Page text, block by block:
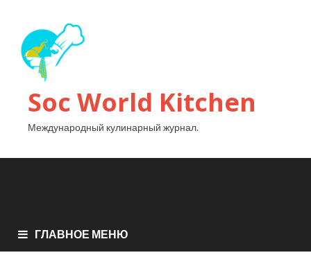
Soc World Kitchen
Международный кулинарный журнал.
ГЛАВНОЕ МЕНЮ